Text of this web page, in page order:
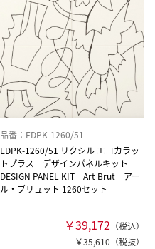
品番：EDPK-1260/51
EDPK-1260/51 リクシル エコカラッ
トプラス デザインパネルキット
DESIGN PANEL KIT Art Brut アー
ル・ブリュット 1260セット
￥39,172 （税込）
￥35,610（税抜）